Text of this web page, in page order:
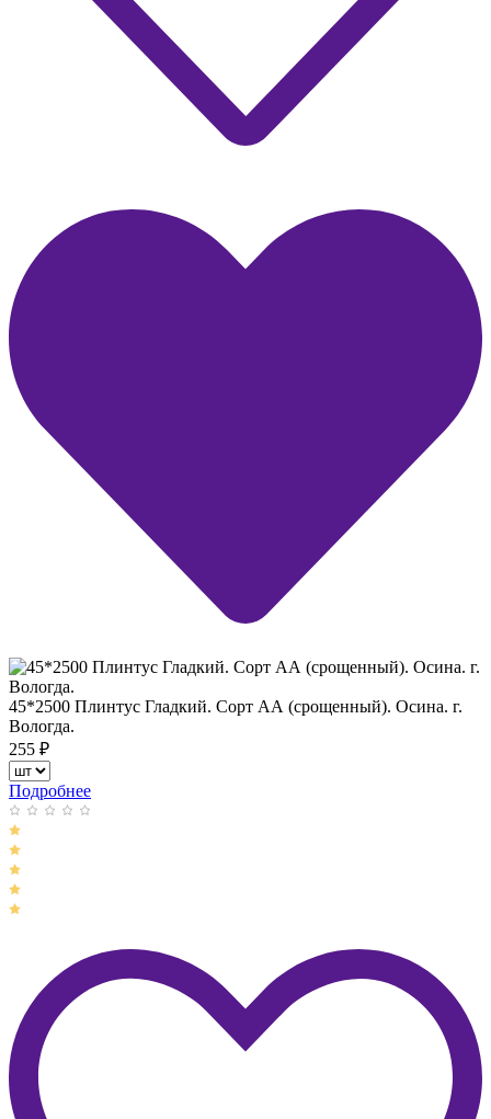
45*2500 Плинтус Гладкий. Сорт АА (срощенный). Осина. г.
Вологда.
255 ₽
Подробнее